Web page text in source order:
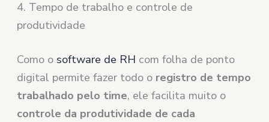
4. Tempo de trabalho e controle de
produtividade
Como o software de RH com folha de ponto
digital permite fazer todo o registro de tempo
trabalhado pelo time, ele facilita muito o
controle da produtividade de cada